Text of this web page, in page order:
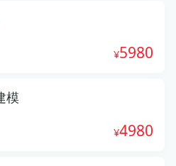
5980
模
4980